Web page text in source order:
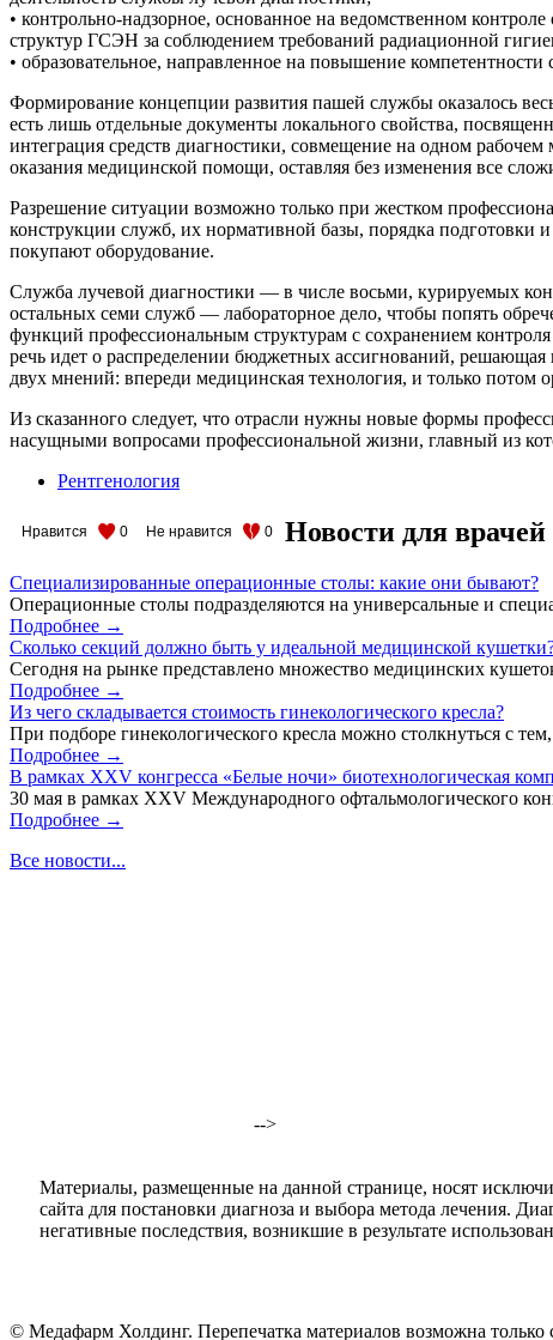
• контрольно-надзорное, основанное на ведомственном
структур ГСЭН за соблюдением требований радиационной
• образовательное, направленное на повышение
Формирование концепции развития пашей службы оказалось
есть лишь отдельные документы локального свойства,
интеграция средств диагностики, совмещение на одном
оказания медицинской помощи, оставляя без изменения все
Разрешение ситуации возможно только при жестком
конструкции служб, их нормативной базы, порядка подготовки
покупают оборудование.
Служба лучевой диагностики — в числе восьми, курируемых
остальных семи служб — лабораторное дело, чтобы попять
функций профессиональным структурам с сохранением
речь идет о распределении бюджетных ассигнований, решающая
двух мнений: впереди медицинская технология, и только потом
Из сказанного следует, что отрасли нужны новые формы
насущными вопросами профессиональной жизни, главный из
Рентгенология
Нравится 0 Не нравится 0 Новости для врачей
Специализированные операционные столы: какие они бывают?
Операционные столы подразделяются на универсальные и
Подробнее →
Сколько секций должно быть у идеальной медицинской
Сегодня на рынке представлено множество медицинских
Подробнее →
Из чего складывается стоимость гинекологического кресла?
При подборе гинекологического кресла можно столкнуться с
Подробнее →
В рамках XXV конгресса «Белые ночи» биотехнологическая
30 мая в рамках XXV Международного офтальмологического
Подробнее →
Все новости...
-->
Материалы, размещенные на данной странице, носят
сайта для постановки диагноза и выбора метода лечения.
негативные последствия, возникшие в результате
© Медафарм Холдинг. Перепечатка материалов возможна только